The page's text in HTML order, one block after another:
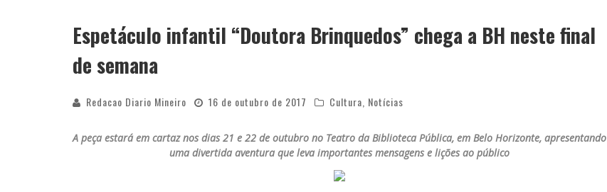
DESIGNER MINEIRA LANÇA JOGO EDUCATIVO SOBRE COLETA SELETIVA NA MAIOR FEIRA DE JOGOS DE TABULEIRO DA AMÉRICA LATINA
Espetáculo infantil “Doutora Brinquedos” chega a BH neste final
de semana
Redacao Diario Mineiro 16 de outubro de 2017 Cultura Notícias
A peça estará em cartaz nos dias 21 e 22 de outubro no Teatro da Biblioteca Pública, em Belo Horizonte, apresentando
uma divertida aventura que leva importantes mensagens e lições ao público